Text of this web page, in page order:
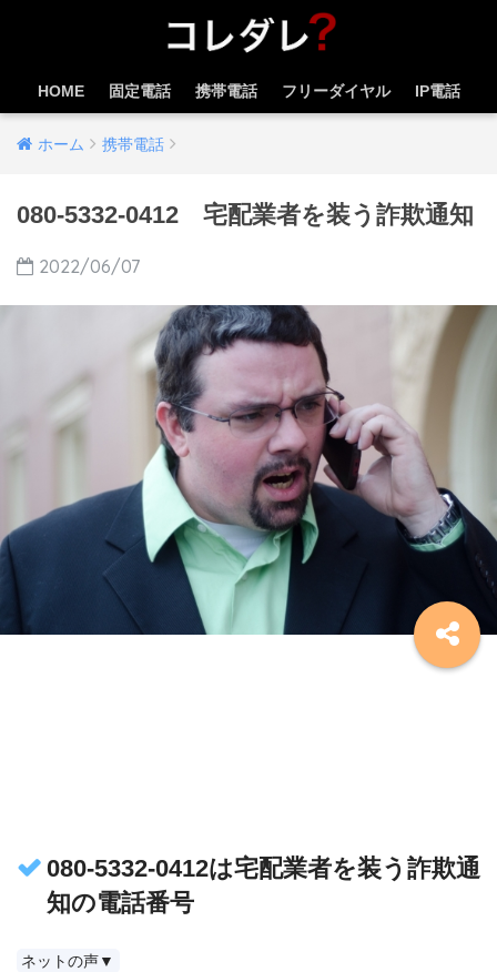
HOME 固定電話 携帯電話 フリーダイヤル IP電話
ホーム 携帯電話
080-5332-0412 宅配業者を装う詐欺通知
2022/06/07
080-5332-0412は宅配業者を装う詐欺通
知の電話番号
ネットの声▼